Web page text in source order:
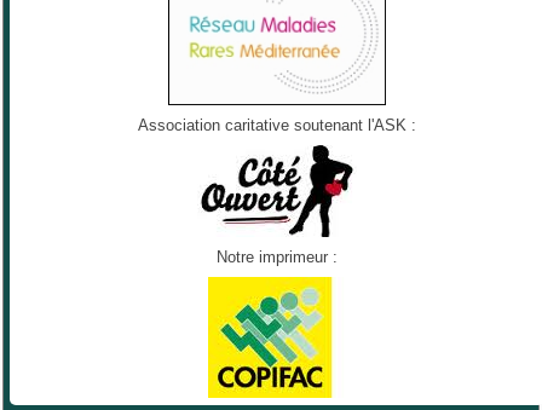
Association caritative soutenant l'ASK :
Notre imprimeur :